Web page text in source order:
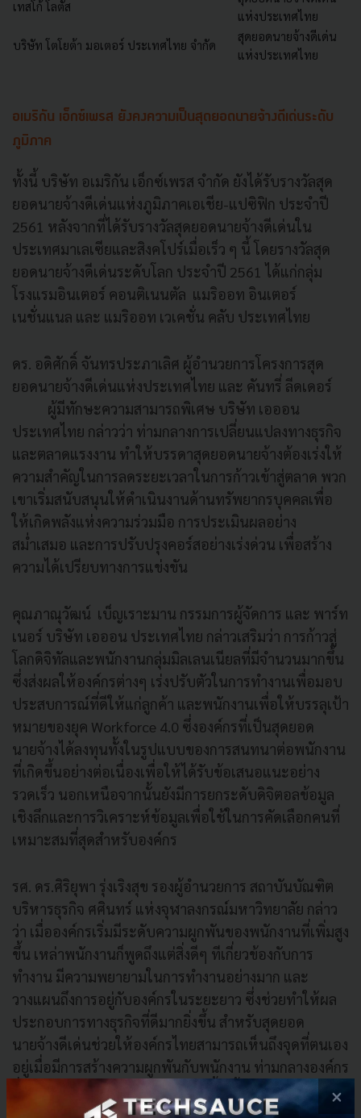
เทสโก้ โลตัส
แห่งประเทศไทย
บริษัท โตโยต้า มอเตอร์ ประเทศไทย จำกัด
สุดยอดนายจ้างดีเด่น
แห่งประเทศไทย
อเมริกัน เอ็กซ์เพรส ยังคงความเป็นสุดยอดนายจ้างดีเด่นระดับ
ภูมิภาค
ทั้งนี้ บริษัท อเมริกัน เอ็กซ์เพรส จำกัด ยังได้รับรางวัลสุด
ยอดนายจ้างดีเด่นแห่งภูมิภาคเอเชีย-แปซิฟิก ประจำปี
2561 หลังจากที่ได้รับรางวัลสุดยอดนายจ้างดีเด่นใน
ประเทศมาเลเซียและสิงคโปร์เมื่อเร็ว ๆ นี้ โดยรางวัลสุด
ยอดนายจ้างดีเด่นระดับโลก ประจำปี 2561 ได้แก่กลุ่ม
โรงแรมอินเตอร์ คอนติเนนตัล แมริออท อินเตอร์
เนชั่นแนล และ แมริออท เวเคชั่น คลับ ประเทศไทย
ดร. อดิศักดิ์ จันทรประภาเลิศ ผู้อำนวยการโครงการสุด
ยอดนายจ้างดีเด่นแห่งประเทศไทย และ คันทรี่ ลีดเดอร์
ผู้มีทักษะความสามารถพิเศษ บริษัท เอออน
ประเทศไทย กล่าวว่า ท่ามกลางการเปลี่ยนแปลงทางธุรกิจ
และตลาดแรงงาน ทำให้บรรดาสุดยอดนายจ้างต้องเร่งให้
ความสำคัญในการลดระยะเวลาในการก้าวเข้าสู่ตลาด พวก
เขาเริ่มสนับสนุนให้ดำเนินงานด้านทรัพยากรบุคคลเพื่อ
ให้เกิดพลังแห่งความร่วมมือ การประเมินผลอย่าง
สม่ำเสมอ และการปรับปรุงคอร์สอย่างเร่งด่วน เพื่อสร้าง
ความได้เปรียบทางการแข่งขัน
คุณภาณุวัฒน์ เบ็ญเราะมาน กรรมการผู้จัดการ และ พาร์ท
เนอร์ บริษัท เอออน ประเทศไทย กล่าวเสริมว่า การก้าวสู่
โลกดิจิทัลและพนักงานกลุ่มมิลเลนเนียลที่มีจำนวนมากขึ้น
ซึ่งส่งผลให้องค์กรต่างๆ เร่งปรับตัวในการทำงานเพื่อมอบ
ประสบการณ์ที่ดีให้แก่ลูกค้า และพนักงานเพื่อให้บรรลุเป้า
หมายของยุค Workforce 4.0 ซึ่งองค์กรที่เป็นสุดยอด
นายจ้างได้ลงทุนทั้งในรูปแบบของการสนทนาต่อพนักงาน
ที่เกิดขึ้นอย่างต่อเนื่องเพื่อให้ได้รับข้อเสนอแนะอย่าง
รวดเร็ว นอกเหนือจากนั้นยังมีการยกระดับดิจิตอลข้อมูล
เชิงลึกและการวิเคราะห์ข้อมูลเพื่อใช้ในการคัดเลือกคนที่
เหมาะสมที่สุดสำหรับองค์กร
รศ. ดร.ศิริยุพา รุ่งเริงสุข รองผู้อำนวยการ สถาบันบัณฑิต
บริหารธุรกิจ ศศินทร์ แห่งจุฬาลงกรณ์มหาวิทยาลัย กล่าว
ว่า เมื่อองค์กรเริ่มมีระดับความผูกพันของพนักงานที่เพิ่มสูง
ขึ้น เหล่าพนักงานก็พูดถึงแต่สิ่งดีๆ ทีเกี่ยวข้องกับการ
ทำงาน มีความพยายามในการทำงานอย่างมาก และ
วางแผนถึงการอยู่กับองค์กรในระยะยาว ซึ่งช่วยทำให้ผล
ประกอบการทางธุรกิจที่ดีมากยิ่งขึ้น สำหรับสุดยอด
นายจ้างดีเด่นช่วยให้องค์กรไทยสามารถเห็นถึงจุดที่ตนเอง
อยู่เมื่อมีการสร้างความผูกพันกับพนักงาน ท่ามกลางองค์กร
อื่นๆ ในตลาดได้อย่างง่ายดายมากขึ้น ทั้งยังสามารถเข้าถึง
ข้อมูลเชิงลึกที่จะช่วยให้พวกเขาสามารถตัดสินใจในการ
×